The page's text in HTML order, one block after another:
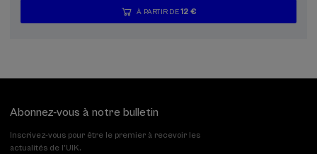
...
À PARTIR DE12 €
Dernières
places
Gratuit
Date
passée
Liste
d'attente
Période
d'inscription
Abonnez-vous à notre bulletin
Inscrivez-vous pour être le premier à recevoir les
actualités de l'UIK.